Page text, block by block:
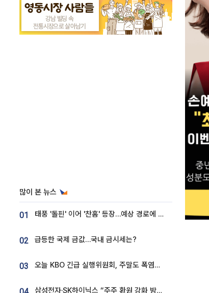
많이 본 뉴스
01 태풍 '돌핀' 이어 '찬홈' 등장…예상 경로에 한국 '한숨'
02 급등한 국제 금값…국내 금시세는?
03 오늘 KBO 긴급 실행위원회, 주말도 폭염취소 될까
삼성전자·SK하이닉스 “주주 환원 강화 방안 마련”